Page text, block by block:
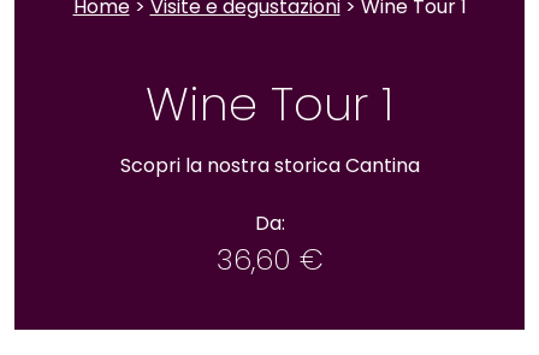
Home> Visite e degustazioni> Wine Tour 1
Wine Tour 1
Scopri la nostra storica Cantina
Da:
36,60 €